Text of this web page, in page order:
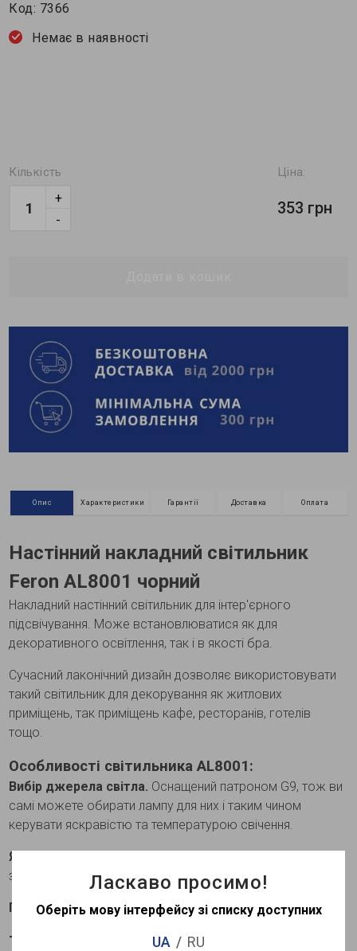
Код: 7366
Немає в наявності
Кількість
-
+
Ціна:
353 грн
Опис Характеристики Гарантії Доставка Оплата
Настінний накладний світильник
Feron AL8001 чорний
Накладний настінний світильник для інтер'єрного
підсвічування. Може встановлюватися як для
декоративного освітлення, так і в якості бра.
Сучасний лаконічний дизайн дозволяє використовувати
такий світильник для декорування як житлових
приміщень, так приміщень кафе, ресторанів, готелів
тощо.
Особливості світильника AL8001:
Вибір джерела світла. Оснащений патроном G9, тож ви
самі можете обирати лампу для них і таким чином
керувати яскравістю та температурою свічення.
Якість конструкції.
заліза.
Гарантія 1 рік.
Технічні характеристики можуть
Ласкаво просимо!
Оберіть мову інтерфейсу зі списку доступних
UA RU